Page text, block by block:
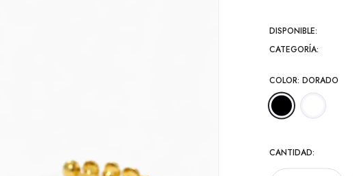
DISPONIBLE:
CATEGORÍA:
COLOR: DORADO
CANTIDAD: